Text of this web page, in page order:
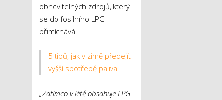
obnovitelných zdrojů, který
se do fosilního LPG
přimíchává.
5 tipů, jak v zimě předejít
vyšší spotřebě paliva
„Zatímco v létě obsahuje LPG